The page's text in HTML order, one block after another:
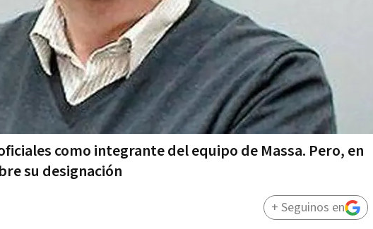
como integrante del equipo de Massa. Pero, en
su designación
+ Seguinos en